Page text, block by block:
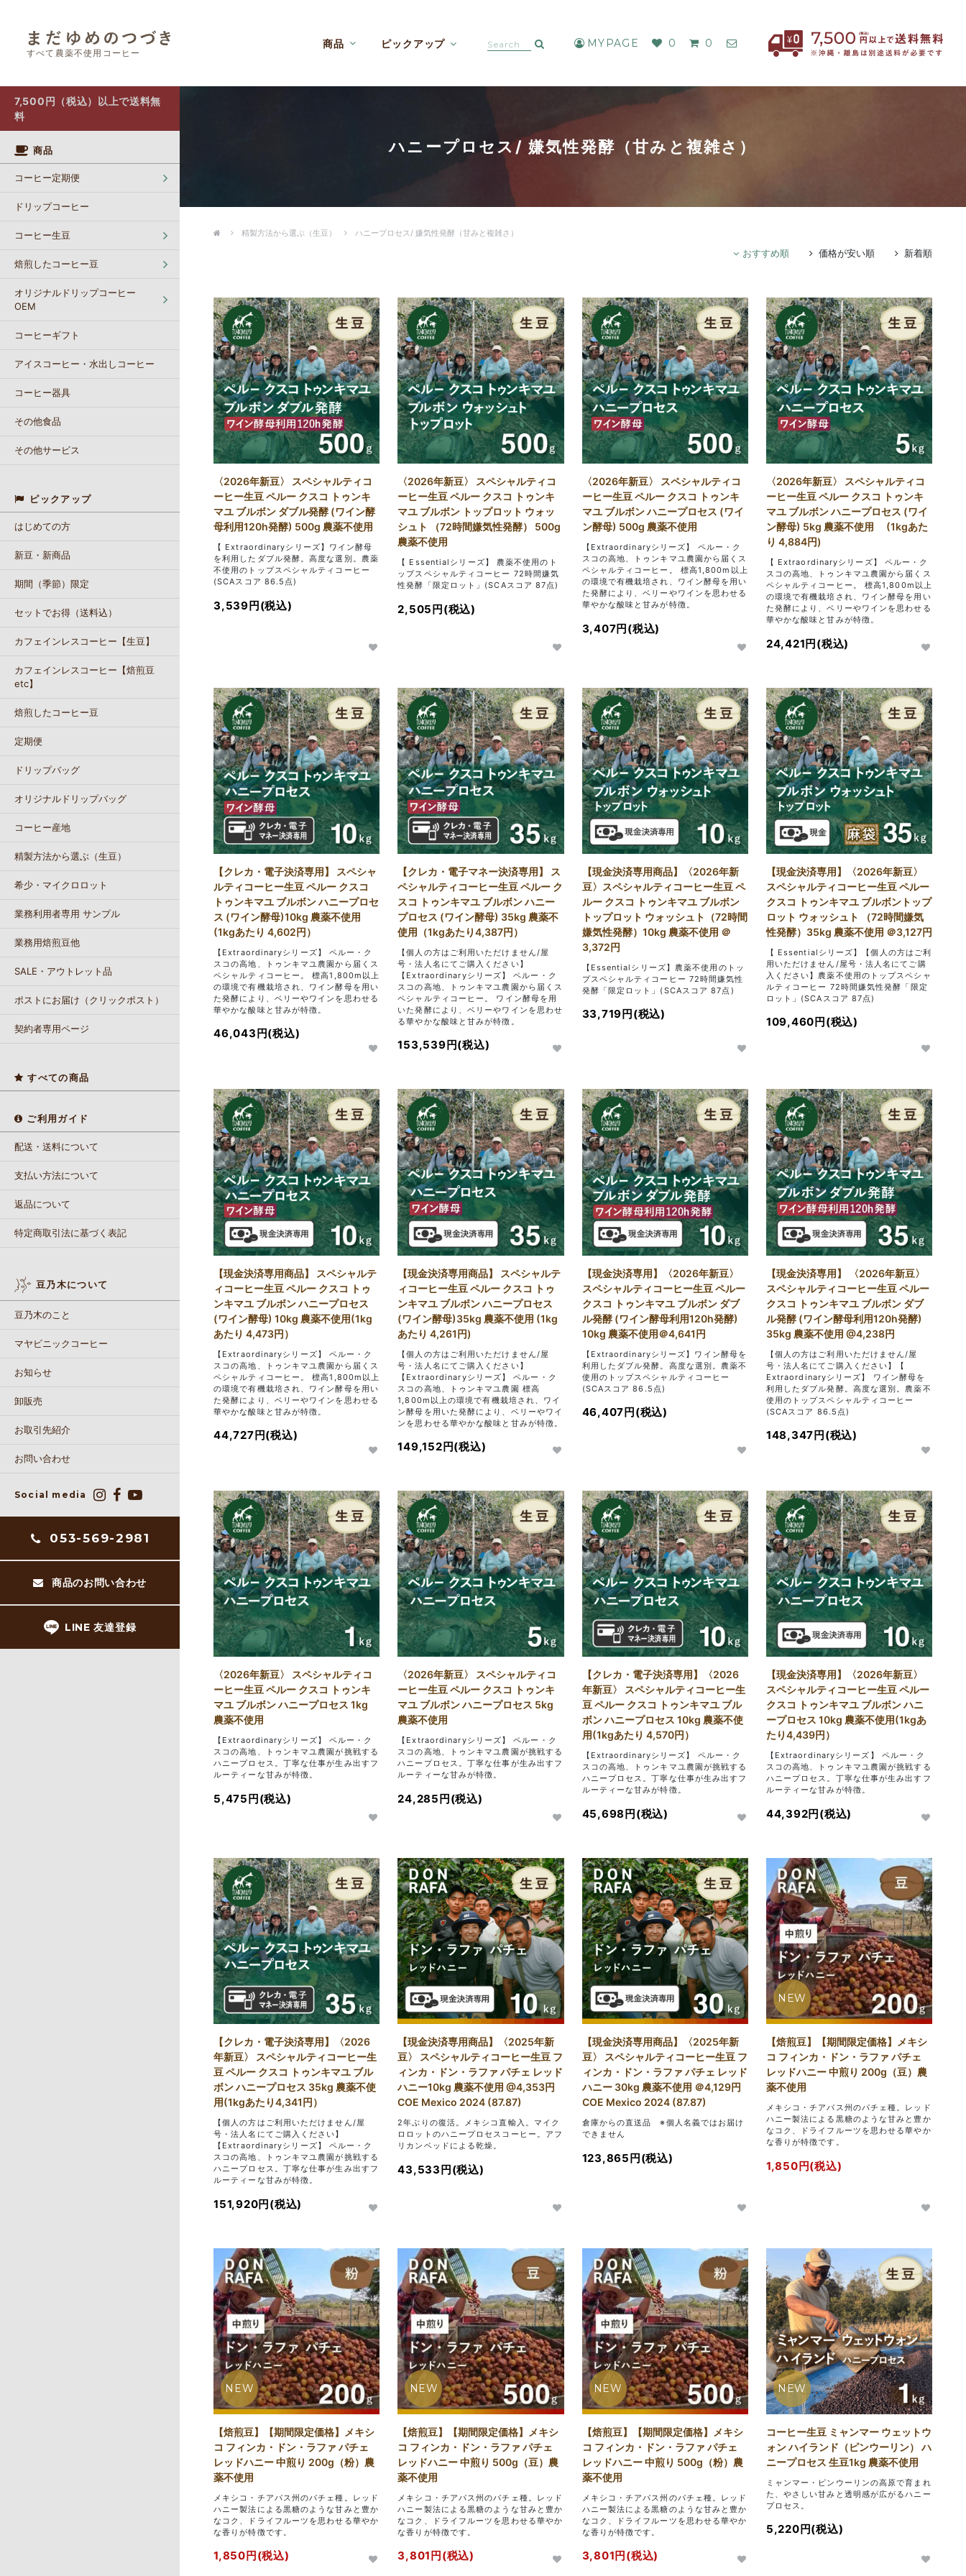
すべて農薬不使用コーヒー
商品 ピックアップ MYPAGE 0 0
7,500円（税込）以上で送料無
料
商品
コーヒー定期便
ドリップコーヒー
コーヒー生豆
焙煎したコーヒー豆
オリジナルドリップコーヒー
OEM
コーヒーギフト
アイスコーヒー・水出しコーヒー
コーヒー器具
その他食品
その他サービス
ピックアップ
はじめての方
新豆・新商品
期間（季節）限定
セットでお得（送料込）
カフェインレスコーヒー【生豆】
カフェインレスコーヒー【焙煎豆
etc】
焙煎したコーヒー豆
定期便
ドリップバッグ
オリジナルドリップバッグ
コーヒー産地
精製方法から選ぶ（生豆）
希少・マイクロロット
業務利用者専用 サンプル
業務用焙煎豆他
SALE・アウトレット品
ポストにお届け（クリックポスト）
契約者専用ページ
すべての商品
ご利用ガイド
配送・送料について
支払い方法について
返品について
特定商取引法に基づく表記
豆乃木について
豆乃木のこと
マヤビニックコーヒー
お知らせ
卸販売
お取引先紹介
お問い合わせ
Social media
053-569-2981
商品のお問い合わせ
LINE 友達登録
ハニープロセス/ 嫌気性発酵（甘みと複雑さ）
精製方法から選ぶ（生豆） ハニープロセス/ 嫌気性発酵（甘みと複雑さ）
おすすめ順 価格が安い順 新着順
〈2026年新豆〉 スペシャルティコ
ーヒー生豆 ペルー クスコ トゥンキ
マユ ブルボン ダブル発酵 (ワイン酵
母利用120h発酵) 500g 農薬不使用
【 Extraordinaryシリーズ】ワイン酵母
を利用したダブル発酵。高度な選別。農薬
不使用のトップスペシャルティコーヒー
(SCAスコア 86.5点)
3,539円(税込)
〈2026年新豆〉 スペシャルティコ
ーヒー生豆 ペルー クスコ トゥンキ
マユ ブルボン トップロット ウォッ
シュト （72時間嫌気性発酵） 500g
農薬不使用
【 Essentialシリーズ】 農薬不使用のト
ップスペシャルティコーヒー 72時間嫌気
性発酵「限定ロット」(SCAスコア 87点)
2,505円(税込)
〈2026年新豆〉 スペシャルティコ
ーヒー生豆 ペルー クスコ トゥンキ
マユ ブルボン ハニープロセス (ワイ
ン酵母) 500g 農薬不使用
【Extraordinaryシリーズ】 ペルー・ク
スコの高地、トゥンキマユ農園から届くス
ペシャルティコーヒー。 標高1,800m以上
の環境で有機栽培され、ワイン酵母を用い
た発酵により、ベリーやワインを思わせる
華やかな酸味と甘みが特徴。
3,407円(税込)
〈2026年新豆〉 スペシャルティコ
ーヒー生豆 ペルー クスコ トゥンキ
マユ ブルボン ハニープロセス (ワイ
ン酵母) 5kg 農薬不使用 (1kgあた
り 4,884円)
【 Extraordinaryシリーズ】 ペルー・ク
スコの高地、トゥンキマユ農園から届くス
ペシャルティコーヒー。 標高1,800m以上
の環境で有機栽培され、ワイン酵母を用い
た発酵により、ベリーやワインを思わせる
華やかな酸味と甘みが特徴。
24,421円(税込)
【クレカ・電子決済専用】 スペシャ
ルティコーヒー生豆 ペルー クスコ
トゥンキマユ ブルボン ハニープロセ
ス (ワイン酵母)10kg 農薬不使用
(1kgあたり 4,602円）
【Extraordinaryシリーズ】 ペルー・ク
スコの高地、トゥンキマユ農園から届くス
ペシャルティコーヒー。 標高1,800m以上
の環境で有機栽培され、ワイン酵母を用い
た発酵により、ベリーやワインを思わせる
華やかな酸味と甘みが特徴。
46,043円(税込)
【クレカ・電子マネー決済専用】 ス
ペシャルティコーヒー生豆 ペルー ク
スコ トゥンキマユ ブルボン ハニー
プロセス (ワイン酵母) 35kg 農薬不
使用（1kgあたり4,387円）
【個人の方はご利用いただけません/屋
号・法人名にてご購入ください】
【Extraordinaryシリーズ】 ペルー・ク
スコの高地、トゥンキマユ農園から届くス
ペシャルティコーヒー。 ワイン酵母を用
いた発酵により、ベリーやワインを思わせ
る華やかな酸味と甘みが特徴。
153,539円(税込)
【現金決済専用商品】〈2026年新
豆〉スペシャルティコーヒー生豆 ペ
ルー クスコ トゥンキマユ ブルボン
トップロット ウォッシュト（72時間
嫌気性発酵）10kg 農薬不使用 ＠
3,372円
【Essentialシリーズ】農薬不使用のトッ
プスペシャルティコーヒー 72時間嫌気性
発酵「限定ロット」(SCAスコア 87点)
33,719円(税込)
【現金決済専用】〈2026年新豆〉
スペシャルティコーヒー生豆 ペルー
クスコ トゥンキマユ ブルボントップ
ロット ウォッシュト （72時間嫌気
性発酵）35kg 農薬不使用 ＠3,127円
【 Essentialシリーズ】【個人の方はご利
用いただけません/屋号・法人名にてご購
入ください】農薬不使用のトップスペシャ
ルティコーヒー 72時間嫌気性発酵「限定
ロット」(SCAスコア 87点)
109,460円(税込)
【現金決済専用商品】 スペシャルテ
ィコーヒー生豆 ペルー クスコ トゥ
ンキマユ ブルボン ハニープロセス
(ワイン酵母) 10kg 農薬不使用(1kg
あたり 4,473円）
【Extraordinaryシリーズ】 ペルー・ク
スコの高地、トゥンキマユ農園から届くス
ペシャルティコーヒー。 標高1,800m以上
の環境で有機栽培され、ワイン酵母を用い
た発酵により、ベリーやワインを思わせる
華やかな酸味と甘みが特徴。
44,727円(税込)
【現金決済専用商品】 スペシャルテ
ィコーヒー生豆 ペルー クスコ トゥ
ンキマユ ブルボン ハニープロセス
(ワイン酵母)35kg 農薬不使用 (1kg
あたり 4,261円)
【個人の方はご利用いただけません/屋
号・法人名にてご購入ください】
【Extraordinaryシリーズ】 ペルー・ク
スコの高地、トゥンキマユ農園 標高
1,800m以上の環境で有機栽培され、ワイ
ン酵母を用いた発酵により、ベリーやワイ
ンを思わせる華やかな酸味と甘みが特徴。
149,152円(税込)
【現金決済専用】〈2026年新豆〉
スペシャルティコーヒー生豆 ペルー
クスコ トゥンキマユ ブルボン ダブ
ル発酵 (ワイン酵母利用120h発酵)
10kg 農薬不使用＠4,641円
【Extraordinaryシリーズ】ワイン酵母を
利用したダブル発酵。高度な選別。農薬不
使用のトップスペシャルティコーヒー
(SCAスコア 86.5点)
46,407円(税込)
【現金決済専用】 〈2026年新豆〉
スペシャルティコーヒー生豆 ペルー
クスコ トゥンキマユ ブルボン ダブ
ル発酵 (ワイン酵母利用120h発酵)
35kg 農薬不使用 @4,238円
【個人の方はご利用いただけません/屋
号・法人名にてご購入ください】【
Extraordinaryシリーズ】 ワイン酵母を
利用したダブル発酵。高度な選別。農薬不
使用のトップスペシャルティコーヒー
(SCAスコア 86.5点)
148,347円(税込)
〈2026年新豆〉 スペシャルティコ
ーヒー生豆 ペルー クスコ トゥンキ
マユ ブルボン ハニープロセス 1kg
農薬不使用
【Extraordinaryシリーズ】 ペルー・ク
スコの高地、トゥンキマユ農園が挑戦する
ハニープロセス。丁寧な仕事が生み出すフ
ルーティーな甘みが特徴。
5,475円(税込)
〈2026年新豆〉 スペシャルティコ
ーヒー生豆 ペルー クスコ トゥンキ
マユ ブルボン ハニープロセス 5kg
農薬不使用
【Extraordinaryシリーズ】 ペルー・ク
スコの高地、トゥンキマユ農園が挑戦する
ハニープロセス。丁寧な仕事が生み出すフ
ルーティーな甘みが特徴。
24,285円(税込)
【クレカ・電子決済専用】〈2026
年新豆〉 スペシャルティコーヒー生
豆 ペルー クスコ トゥンキマユ ブル
ボン ハニープロセス 10kg 農薬不使
用(1kgあたり 4,570円）
【Extraordinaryシリーズ】 ペルー・ク
スコの高地、トゥンキマユ農園が挑戦する
ハニープロセス。丁寧な仕事が生み出すフ
ルーティーな甘みが特徴。
45,698円(税込)
【現金決済専用】〈2026年新豆〉
スペシャルティコーヒー生豆 ペルー
クスコ トゥンキマユ ブルボン ハニ
ープロセス 10kg 農薬不使用(1kgあ
たり4,439円）
【Extraordinaryシリーズ】 ペルー・ク
スコの高地、トゥンキマユ農園が挑戦する
ハニープロセス。丁寧な仕事が生み出すフ
ルーティーな甘みが特徴。
44,392円(税込)
【クレカ・電子決済専用】〈2026
年新豆〉 スペシャルティコーヒー生
豆 ペルー クスコ トゥンキマユ ブル
ボン ハニープロセス 35kg 農薬不使
用(1kgあたり4,341円）
【個人の方はご利用いただけません/屋
号・法人名にてご購入ください】
【Extraordinaryシリーズ】 ペルー・ク
スコの高地、トゥンキマユ農園が挑戦する
ハニープロセス。丁寧な仕事が生み出すフ
ルーティーな甘みが特徴。
151,920円(税込)
【現金決済専用商品】〈2025年新
豆〉 スペシャルティコーヒー生豆 フ
ィンカ・ドン・ラファ パチェ レッド
ハニー10kg 農薬不使用 @4,353円
COE Mexico 2024 (87.87)
2年ぶりの復活。メキシコ直輸入。マイク
ロロットのハニープロセスコーヒー。アフ
リカンベッドによる乾燥。
43,533円(税込)
【現金決済専用商品】〈2025年新
豆〉 スペシャルティコーヒー生豆 フ
ィンカ・ドン・ラファ パチェ レッド
ハニー 30kg 農薬不使用 ＠4,129円
COE Mexico 2024 (87.87)
倉庫からの直送品 ※個人名義ではお届け
できません
123,865円(税込)
NEW
【焙煎豆】【期間限定価格】メキシ
コ フィンカ・ドン・ラファ パチェ
レッドハニー 中煎り 200g（豆）農
薬不使用
メキシコ・チアパス州のパチェ種。レッド
ハニー製法による黒糖のような甘みと豊か
なコク、ドライフルーツを思わせる華やか
な香りが特徴です。
1,850円(税込)
NEW
【焙煎豆】【期間限定価格】メキシ
コ フィンカ・ドン・ラファ パチェ
レッドハニー 中煎り 200g（粉）農
薬不使用
メキシコ・チアパス州のパチェ種。レッド
ハニー製法による黒糖のような甘みと豊か
なコク、ドライフルーツを思わせる華やか
な香りが特徴です。
1,850円(税込)
NEW
【焙煎豆】【期間限定価格】メキシ
コ フィンカ・ドン・ラファ パチェ
レッドハニー 中煎り 500g（豆）農
薬不使用
メキシコ・チアパス州のパチェ種。レッド
ハニー製法による黒糖のような甘みと豊か
なコク、ドライフルーツを思わせる華やか
な香りが特徴です。
3,801円(税込)
NEW
【焙煎豆】【期間限定価格】メキシ
コ フィンカ・ドン・ラファ パチェ
レッドハニー 中煎り 500g（粉）農
薬不使用
メキシコ・チアパス州のパチェ種。レッド
ハニー製法による黒糖のような甘みと豊か
なコク、ドライフルーツを思わせる華やか
な香りが特徴です。
3,801円(税込)
NEW
コーヒー生豆 ミャンマー ウェットウ
ォン ハイランド（ピンウーリン） ハ
ニープロセス 生豆1kg 農薬不使用
ミャンマー・ピンウーリンの高原で育まれ
た、やさしい甘みと透明感が広がるハニー
プロセス。
5,220円(税込)